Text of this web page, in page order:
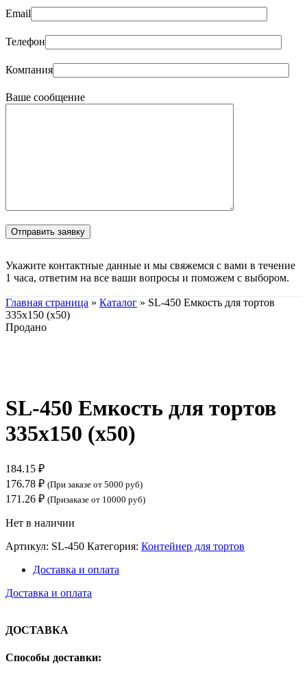
Email
Телефон
Компания
Ваше сообщение
Укажите контактные данные и мы свяжемся с вами в течение
1 часа, ответим на все ваши вопросы и поможем с выбором.
Главная страница » Каталог » SL-450 Емкость для тортов
335х150 (х50)
Продано
SL-450 Емкость для тортов
335х150 (х50)
184.15 ₽
176.78 ₽ (При заказе от 5000 руб)
171.26 ₽ (Призаказе от 10000 руб)
Нет в наличии
Артикул: SL-450 Категория: Контейнер для тортов
Доставка и оплата
Доставка и оплата
ДОСТАВКА
Способы доставки: